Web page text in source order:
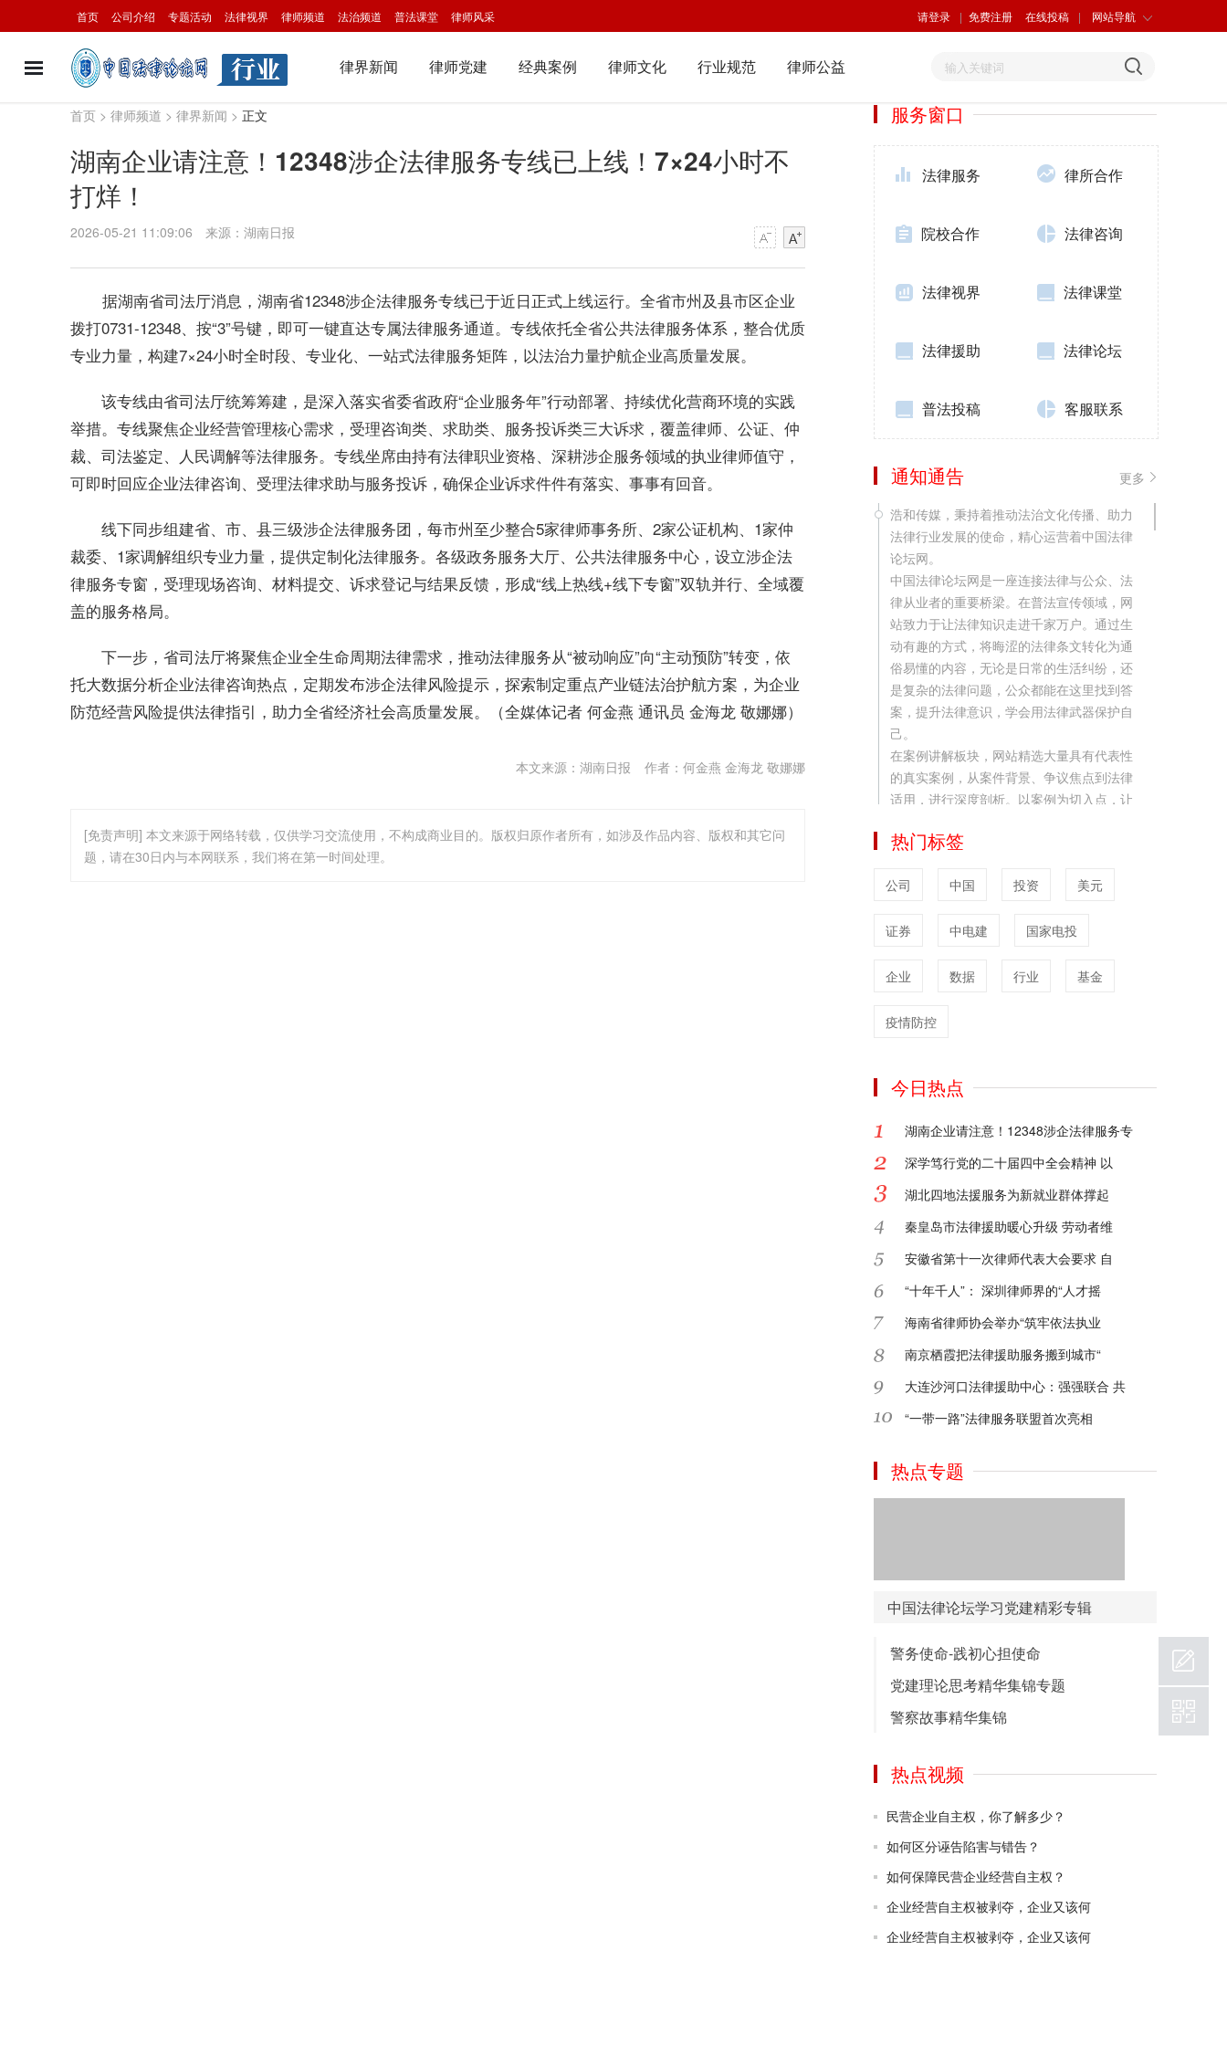
首页 公司介绍 专题活动 法律视界 律师频道 法治频道 普法课堂 律师风采 请登录 | 免费注册 在线投稿 | 网站导航
律界新闻 律师党建 经典案例 律师文化 行业规范 律师公益
首页 > 律师频道 > 律界新闻 > 正文
湖南企业请注意！12348涉企法律服务专线已上线！7×24小时不
打烊！
2026-05-21 11:09:06 来源：湖南日报
据湖南省司法厅消息，湖南省12348涉企法律服务专线已于近日正式上线运行。全省市州及县市区企业
拨打0731-12348、按“3”号键，即可一键直达专属法律服务通道。专线依托全省公共法律服务体系，整合优质
专业力量，构建7×24小时全时段、专业化、一站式法律服务矩阵，以法治力量护航企业高质量发展。
该专线由省司法厅统筹筹建，是深入落实省委省政府“企业服务年”行动部署、持续优化营商环境的实践
举措。专线聚焦企业经营管理核心需求，受理咨询类、求助类、服务投诉类三大诉求，覆盖律师、公证、仲
裁、司法鉴定、人民调解等法律服务。专线坐席由持有法律职业资格、深耕涉企服务领域的执业律师值守，
可即时回应企业法律咨询、受理法律求助与服务投诉，确保企业诉求件件有落实、事事有回音。
线下同步组建省、市、县三级涉企法律服务团，每市州至少整合5家律师事务所、2家公证机构、1家仲
裁委、1家调解组织专业力量，提供定制化法律服务。各级政务服务大厅、公共法律服务中心，设立涉企法
律服务专窗，受理现场咨询、材料提交、诉求登记与结果反馈，形成“线上热线+线下专窗”双轨并行、全域覆
盖的服务格局。
下一步，省司法厅将聚焦企业全生命周期法律需求，推动法律服务从“被动响应”向“主动预防”转变，依
托大数据分析企业法律咨询热点，定期发布涉企法律风险提示，探索制定重点产业链法治护航方案，为企业
防范经营风险提供法律指引，助力全省经济社会高质量发展。（全媒体记者 何金燕 通讯员 金海龙 敬娜娜）
本文来源：湖南日报 作者：何金燕 金海龙 敬娜娜
[免责声明] 本文来源于网络转载，仅供学习交流使用，不构成商业目的。版权归原作者所有，如涉及作品内容、版权和其它问
题，请在30日内与本网联系，我们将在第一时间处理。
服务窗口
法律服务 律所合作
院校合作 法律咨询
法律视界 法律课堂
法律援助 法律论坛
普法投稿 客服联系
通知通告
更多
浩和传媒，秉持着推动法治文化传播、助力
法律行业发展的使命，精心运营着中国法律
论坛网。
中国法律论坛网是一座连接法律与公众、法
律从业者的重要桥梁。在普法宣传领域，网
站致力于让法律知识走进千家万户。通过生
动有趣的方式，将晦涩的法律条文转化为通
俗易懂的内容，无论是日常的生活纠纷，还
是复杂的法律问题，公众都能在这里找到答
案，提升法律意识，学会用法律武器保护自
己。
在案例讲解板块，网站精选大量具有代表性
的真实案例，从案件背景、争议焦点到法律
适用，进行深度剖析。以案例为切入点，让
用，每一个案例都是一堂生动的法律课。
宣传服务。我们深知品牌建设对于法律从业
验，为律所和律师量身定制品牌宣传方案，
力。
务和宣传需求，创作富有感染力和专业性的
视频的形式，将法律知识和律所风采以更直
播范围。
业、创新、多元的服务，为法治社会的建设
贡献力量。
2025-01-24
2024-09-14
2024-09-14
网上资料繁多，分类不明确，没有专属的党
建资料下载，中国法律论坛网推出资料下载
2020-09-12
检索时间！
2020-09-12
中国法律论坛网在经过不断的细化完善后，
策文件，党章、党建图库及党建精彩视频和
党建资料下载！
热门标签
公司 中国 投资 美元
证券 中电建 国家电投
企业 数据 行业 基金
疫情防控
今日热点
湖南企业请注意！12348涉企法律服务专
深学笃行党的二十届四中全会精神 以
湖北四地法援服务为新就业群体撑起
秦皇岛市法律援助暖心升级 劳动者维
安徽省第十一次律师代表大会要求 自
“十年千人”： 深圳律师界的“人才摇
海南省律师协会举办“筑牢依法执业
南京栖霞把法律援助服务搬到城市“
大连沙河口法律援助中心：强强联合 共
“一带一路”法律服务联盟首次亮相
热点专题
中国法律论坛学习党建精彩专辑
警务使命-践初心担使命
党建理论思考精华集锦专题
警察故事精华集锦
热点视频
民营企业自主权，你了解多少？
如何区分诬告陷害与错告？
如何保障民营企业经营自主权？
企业经营自主权被剥夺，企业又该何
企业经营自主权被剥夺，企业又该何